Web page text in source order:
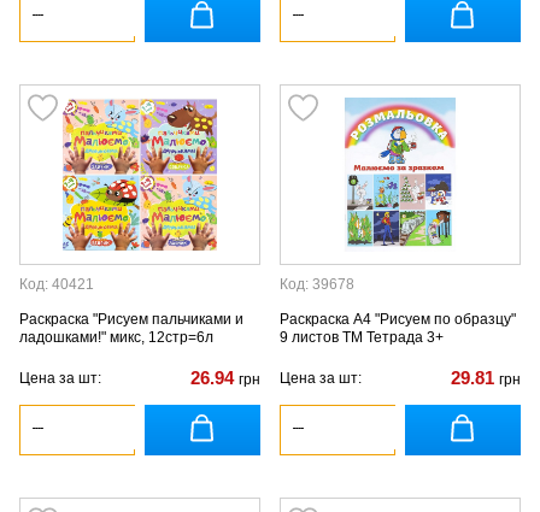
Код: 40421
Раскраска "Рисуем пальчиками и
ладошками!" микс, 12стр=6л
Цена за шт: 26.94 грн
Код: 39678
Раскраска А4 "Рисуем по образцу"
9 листов ТМ Тетрада 3+
Цена за шт: 29.81 грн